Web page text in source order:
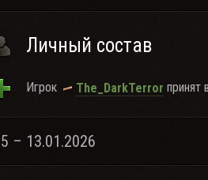
Личный состав
Игрок The_DarkTerror принят
– 13.01.2026